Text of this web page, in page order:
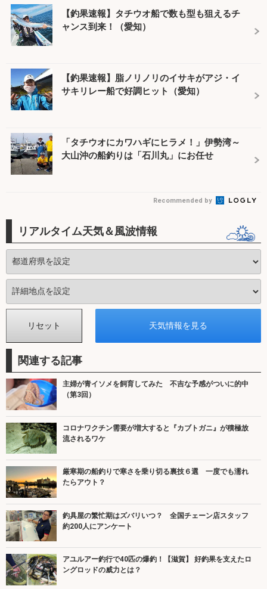
【釣果速報】タチウオ船で数も型も狙えるチ
ャンス到来！（愛知）
【釣果速報】脂ノリノリのイサキがアジ・イ
サキリレー船で好調ヒット（愛知）
「タチウオにカワハギにヒラメ！」伊勢湾～
大山沖の船釣りは「石川丸」にお任せ
Recommended by
リアルタイム天気＆風波情報
関連する記事
主婦が青イソメを飼育してみた 不吉な予感がついに的中
（第3回）
コロナワクチン需要が増大すると『カブトガニ』が積極放
流されるワケ
厳寒期の船釣りで寒さを乗り切る裏技６選 一度でも濡れ
たらアウト？
釣具屋の繁忙期はズバリいつ？ 全国チェーン店スタッフ
約200人にアンケート
アユルアー釣行で40匹の爆釣！【滋賀】 好釣果を支えたロ
ングロッドの威力とは？